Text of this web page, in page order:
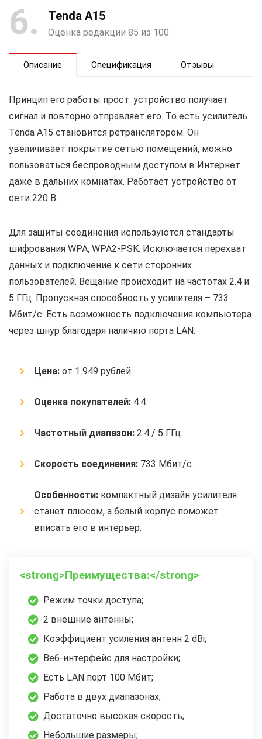
6 Tenda A15
Оценка редакции 85 из 100
Описание Спецификация Отзывы
Принцип его работы прост: устройство получает
сигнал и повторно отправляет его. То есть усилитель
Tenda A15 становится ретранслятором. Он
увеличивает покрытие сетью помещений, можно
пользоваться беспроводным доступом в Интернет
даже в дальних комнатах. Работает устройство от
сети 220 В.
Для защиты соединения используются стандарты
шифрования WPA, WPA2-PSK. Исключается перехват
данных и подключение к сети сторонних
пользователей. Вещание происходит на частотах 2.4 и
5 ГГц. Пропускная способность у усилителя – 733
Мбит/с. Есть возможность подключения компьютера
через шнур благодаря наличию порта LAN.
Цена: от 1 949 рублей.
Оценка покупателей: 4.4.
Частотный диапазон: 2.4 / 5 ГГц.
Скорость соединения: 733 Мбит/с.
Особенности: компактный дизайн усилителя
станет плюсом, а белый корпус поможет
вписать его в интерьер.
<strong>Преимущества:</strong>
Режим точки доступа;
2 внешние антенны;
Коэффициент усиления антенн 2 dBi;
Веб-интерфейс для настройки;
Есть LAN порт 100 Мбит;
Работа в двух диапазонах;
Достаточно высокая скорость;
Небольшие размеры;